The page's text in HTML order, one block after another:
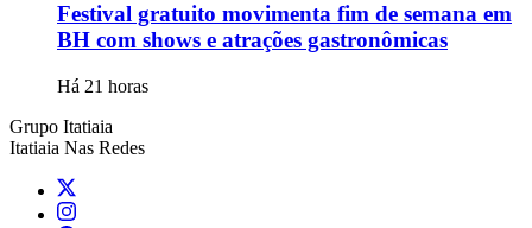
Festival gratuito movimenta fim de semana em
BH com shows e atrações gastronômicas
Há 21 horas
Grupo Itatiaia
Itatiaia Nas Redes